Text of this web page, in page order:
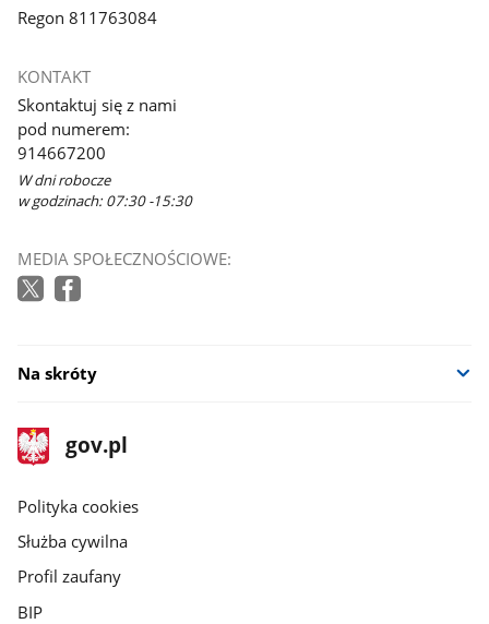
Regon 811763084
KONTAKT
Skontaktuj się z nami
pod numerem:
914667200
W dni robocze
w godzinach: 07:30 -15:30
MEDIA SPOŁECZNOŚCIOWE:
Na skróty
stopka
gov.pl
Strona
gov.pl
gov.pl
Polityka cookies
Służba cywilna
Profil zaufany
BIP